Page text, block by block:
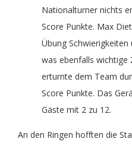
Volleyball Damen
Partner, Freunde & Links
Nationalturner nichts
Score Punkte. Max
Übung
was ebenfalls wichtige
erturnte dem Team
Score Punkte. Das
Gäste mit 2 zu 12.
An den Ringen hofften die